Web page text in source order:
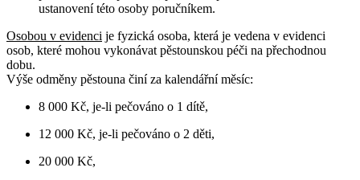
ustanovení této osoby poručníkem.
Osobou v evidenci je fyzická osoba, která je vedena v evidenci
osob, které mohou vykonávat pěstounskou péči na přechodnou
dobu.
Výše odměny pěstouna činí za kalendářní měsíc:
8 000 Kč, je-li pečováno o 1 dítě,
12 000 Kč, je-li pečováno o 2 děti,
20 000 Kč,